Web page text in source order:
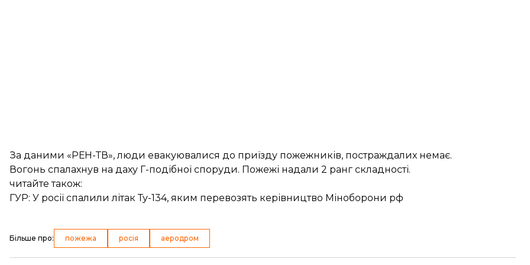
За даними «РЕН-ТВ», люди евакуювалися до приїзду пожежників, постраждалих немає.
Вогонь спалахнув на даху Г-подібної споруди. Пожежі надали 2 ранг складності.
читайте також:
ГУР: У росії спалили літак Ту-134, яким перевозять керівництво Міноборони рф
Більше про: пожежа росія аеродром